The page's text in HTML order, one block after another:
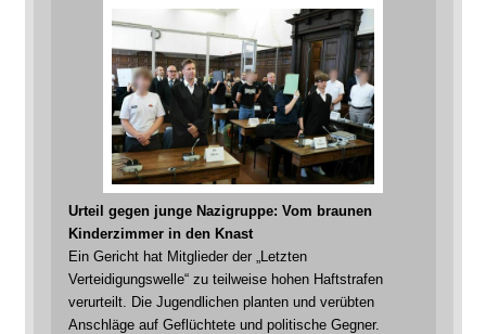
Urteil gegen junge Nazigruppe: Vom braunen
Kinderzimmer in den Knast
Ein Gericht hat Mitglieder der „Letzten
Verteidigungswelle“ zu teilweise hohen Haftstrafen
verurteilt. Die Jugendlichen planten und verübten
Anschläge auf Geflüchtete und politische Gegner.